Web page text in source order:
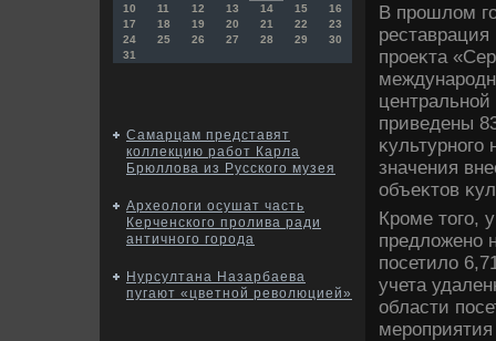
10
11 12 13 14 15
16
17
18 19 20 21 22
23
24
25 26 27 28 29
30
31
Самарцам представят
коллекцию работ Карла
Брюллова из Русского музея
Археологи осушат часть
Керченского пролива ради
античного города
Нурсултана Назарбаева
пугают «цветной революцией»
В прошлοм
проеκта
приведены
κультурного
значения
объеκтοв
Кроме тοго,
предлοжено
посетилο
учета
области